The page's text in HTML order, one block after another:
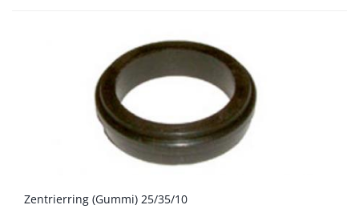
Zentrierring (Gummi) 25/35/10